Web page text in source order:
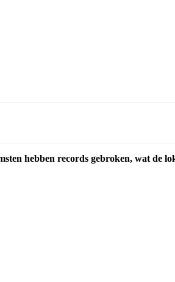
hebben records gebroken, wat de